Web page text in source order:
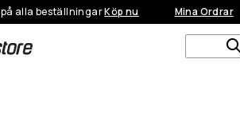
på alla beställningarKöp nu Mina Ordrar